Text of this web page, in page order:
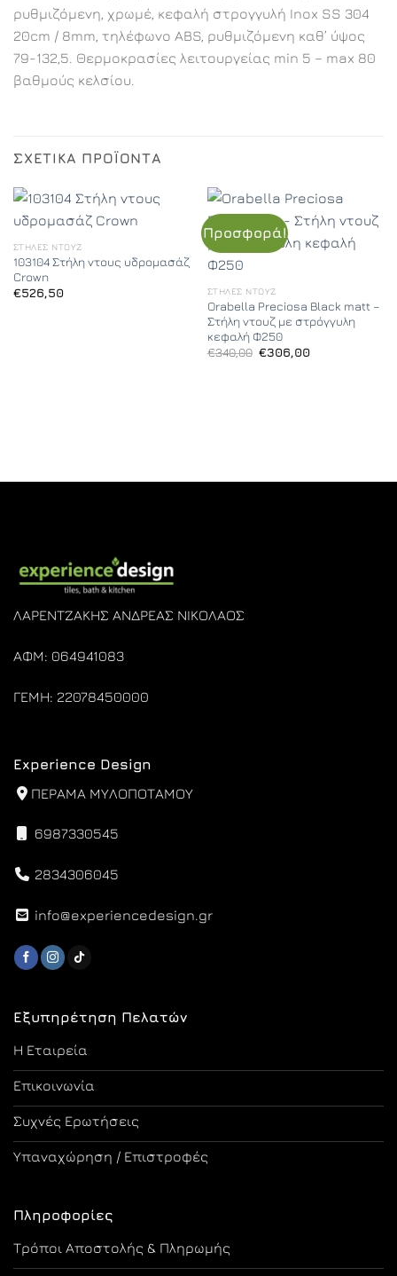
ρυθμιζόμενη, χρωμέ, κεφαλή στρογγυλή Inox SS 304
20cm / 8mm, τηλέφωνο ABS, ρυθμιζόμενη καθ’ ύψος
79-132,5. Θερμοκρασίες λειτουργείας min 5 – max 80
βαθμούς κελσίου.
ΣΧΕΤΙΚΆ ΠΡΟΪΌΝΤΑ
ΣΤΉΛΕΣ ΝΤΟΥΖ
103104 Στήλη ντους υδρομασάζ
Crown
€526,50
Προσφορά!
ΣΤΉΛΕΣ ΝΤΟΥΖ
Orabella Preciosa Black matt –
Στήλη ντουζ με στρόγγυλη
κεφαλή Φ250
€340,00 Original
€306,00Η
ΛΑΡΕΝΤΖΑΚΗΣ ΑΝΔΡΕΑΣ ΝΙΚΟΛΑΟΣ
ΑΦΜ: 064941083
ΓΕΜΗ: 22078450000
Εξυπηρέτηση Πελατών
Η Εταιρεία
Επικοινωνία
Συχνές Ερωτήσεις
Υπαναχώρηση / Επιστροφές
Πληροφορίες
Τρόποι Αποστολής & Πληρωμής
Experience Design
ΠΕΡΑΜΑ ΜΥΛΟΠΟΤΑΜΟΥ
6987330545
2834306045
info@experiencedesign.gr